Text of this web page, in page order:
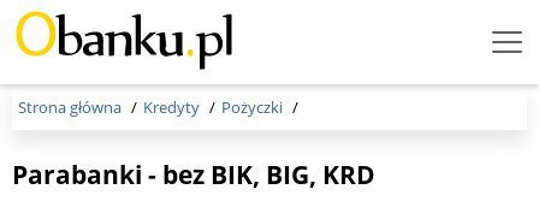
Menu
Strona główna Kredyty Pożyczki
Parabanki - bez BIK, BIG, KRD